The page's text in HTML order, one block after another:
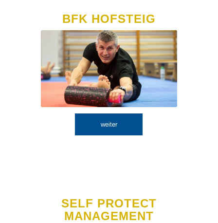
BFK HOFSTEIG
weiter
SELF PROTECT
MANAGEMENT